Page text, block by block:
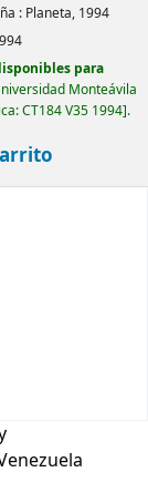
: Planeta, 1994
para
Monteávila
CT184 V35 1994 .